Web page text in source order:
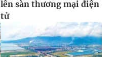
lên sàn thương mại điện
tử